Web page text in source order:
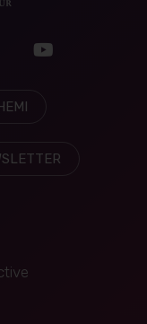
Youtube